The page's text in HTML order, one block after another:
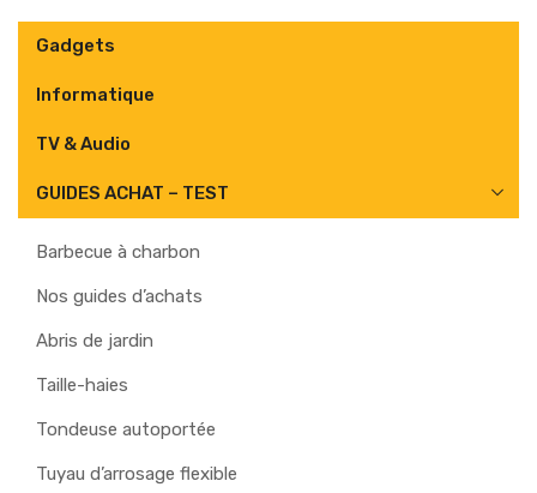
Gadgets
Informatique
TV & Audio
GUIDES ACHAT – TEST
Barbecue à charbon
Nos guides d’achats
Abris de jardin
Taille-haies
Tondeuse autoportée
Tuyau d’arrosage flexible